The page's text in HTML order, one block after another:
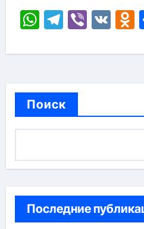
WhatsApp
Telegram
Viber
VK
Поиск
Последние